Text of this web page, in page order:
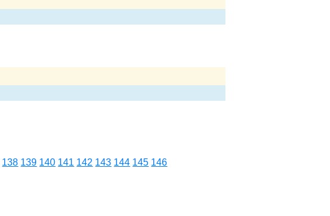
138 139 140 141 142 143 144 145 146